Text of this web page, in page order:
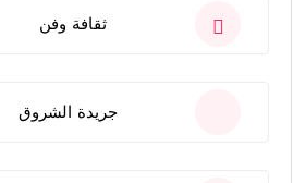
ثقافة وفن
جريدة الشروق